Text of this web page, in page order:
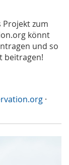
zum
könnt
und so
beitragen!
·